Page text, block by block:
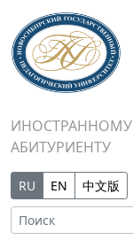
ИНОСТРАННОМУ
АБИТУРИЕНТУ
RU EN 中文版